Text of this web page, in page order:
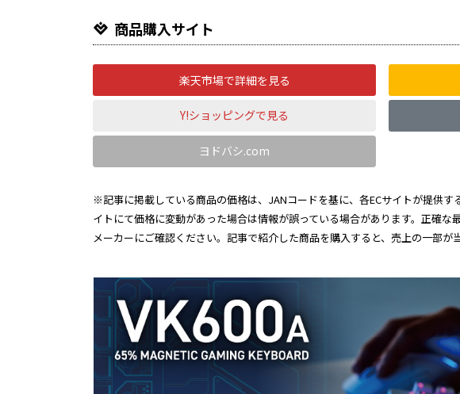
商品購入サイト
楽天市場で詳細を見る
Y!ショッピングで見る
ヨドバシ.com
※記事に掲載している商品の価格は、JANコードを基に、各ECサイトが提供す
イトにて価格に変動があった場合は情報が誤っている場合があります。正確
メーカーにご確認ください。記事で紹介した商品を購入すると、売上の一部が